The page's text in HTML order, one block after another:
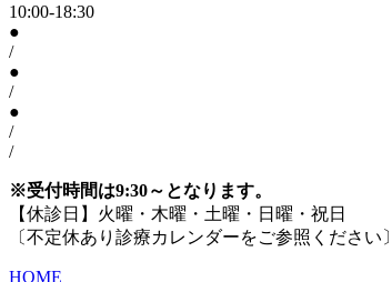
10:00-18:30
●
/
●
/
●
/
/
※受付時間は9:30～となります。
【休診日】火曜・木曜・土曜・日曜・祝日
〔不定休あり診療カレンダーをご参照ください〕
HOME